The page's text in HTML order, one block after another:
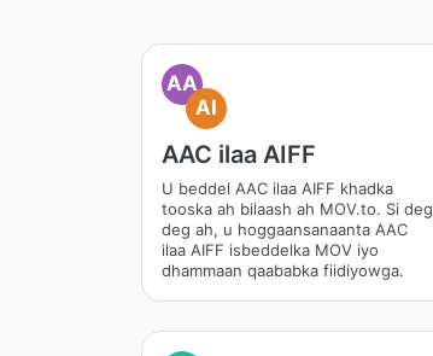
AA
AI
AAC ilaa AIFF
U beddel AAC ilaa AIFF khadka
tooska ah bilaash ah MOV.to. Si deg
deg ah, u hoggaansanaanta AAC
ilaa AIFF isbeddelka MOV iyo
dhammaan qaababka fiidiyowga.